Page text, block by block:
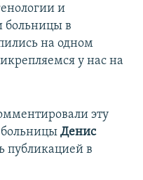
и
больницы в
на одном
у нас на
эту
Денис
публикацией в